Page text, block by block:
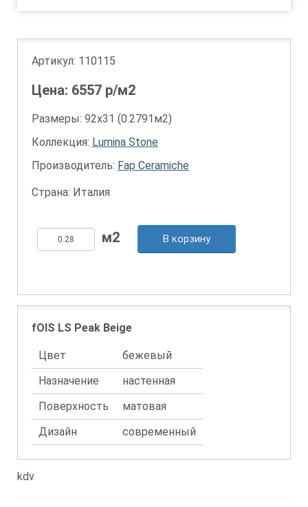
Артикул: 110115
Цена: 6557 р/м2
Размеры: 92х31 (0.2791м2)
Коллекция: Lumina Stone
Производитель: Fap Ceramiche
Страна: Италия
В корзину
fOIS LS Peak Beige
Цвет
бежевый
Назначение
настенная
Поверхность
матовая
Дизайн
современный
kdv